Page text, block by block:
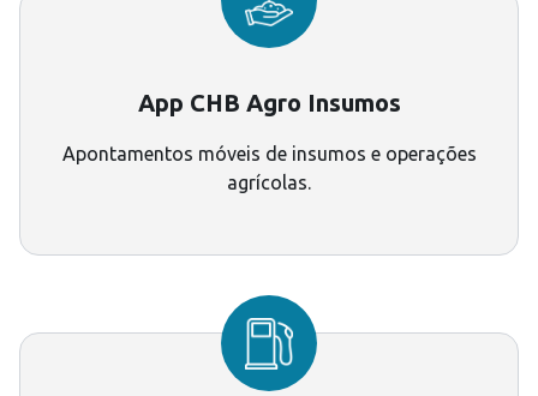
App CHB Agro Insumos
Apontamentos móveis de insumos e operações
agrícolas.